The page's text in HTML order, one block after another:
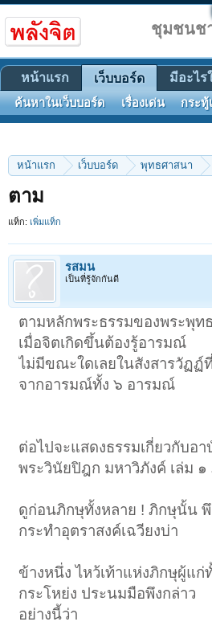
หน้าแรก เว็บบอร์ด พุทธศาสนา
ตาม
แท็ก: เพิ่มแท็ก
รสมน
เป็นที่รู้จักกันดี
ตามหลักพระธรรมของพระพุท
เมื่อจิตเกิดขึ้นต้องรู้อารมณ์
ไม่มีขณะใดเลยในสังสารวัฏฏ์
จากอารมณ์ทั้ง ๖ อารมณ์
ต่อไปจะแสดงธรรมเกี่ยวกับอา
พระวินัยปิฎก มหาวิภังค์ เล่ม
ดูก่อนภิกษุทั้งหลาย ! ภิกษุนั้น พึ
กระทำอุตราสงค์เฉวียงบ่า
ข้างหนึ่ง ไหว้เท้าแห่งภิกษุผู้แก่
กระโหย่ง ประนมมือพึงกล่าว
อย่างนี้ว่า
ชุมชนช
หน้าแรก เว็บบอร์ด
ค้นหาในเว็บบอร์ด เรื่องเด่น กระทู้
มีอะไร